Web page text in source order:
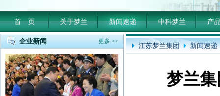
首 页 关于梦兰 新闻速递 中科梦兰 产
更多 >>
企业新闻
江苏梦兰集团 新闻速递
梦兰